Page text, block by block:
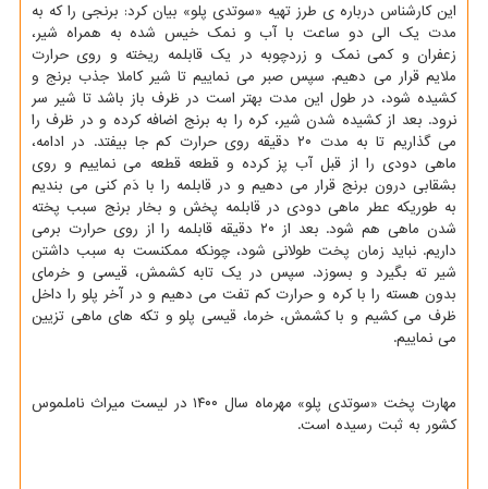
این کارشناس درباره ی طرز تهیه «سوتدی پلو» بیان کرد: برنجی را که به
مدت یک الی دو ساعت با آب و نمک خیس شده به همراه شیر،
زعفران و کمی نمک و زردچوبه در یک قابلمه ریخته و روی حرارت
ملایم قرار می دهیم. سپس صبر می نماییم تا شیر کاملا جذب برنج و
کشیده شود، در طول این مدت بهتر است در ظرف باز باشد تا شیر سر
نرود. بعد از کشیده شدن شیر، کره را به برنج اضافه کرده و در ظرف را
می گذاریم تا به مدت ۲۰ دقیقه روی حرارت کم جا بیفتد. در ادامه،
ماهی دودی را از قبل آب پز کرده و قطعه قطعه می نماییم و روی
بشقابی درون برنج قرار می دهیم و در قابلمه را با دَم کنی می بندیم
به طوریکه عطر ماهی دودی در قابلمه پخش و بخار برنج سبب پخته
شدن ماهی هم شود. بعد از ۲۰ دقیقه قابلمه را از روی حرارت برمی
داریم. نباید زمان پخت طولانی شود، چونکه ممکنست به سبب داشتن
شیر ته بگیرد و بسوزد. سپس در یک تابه کشمش، قیسی و خرمای
بدون هسته را با کره و حرارت کم تفت می دهیم و در آخر پلو را داخل
ظرف می کشیم و با کشمش، خرما، قیسی پلو و تکه های ماهی تزیین
می نماییم.
مهارت پخت «سوتدی پلو» مهرماه سال ۱۴۰۰ در لیست میراث ناملموس
کشور به ثبت رسیده است.